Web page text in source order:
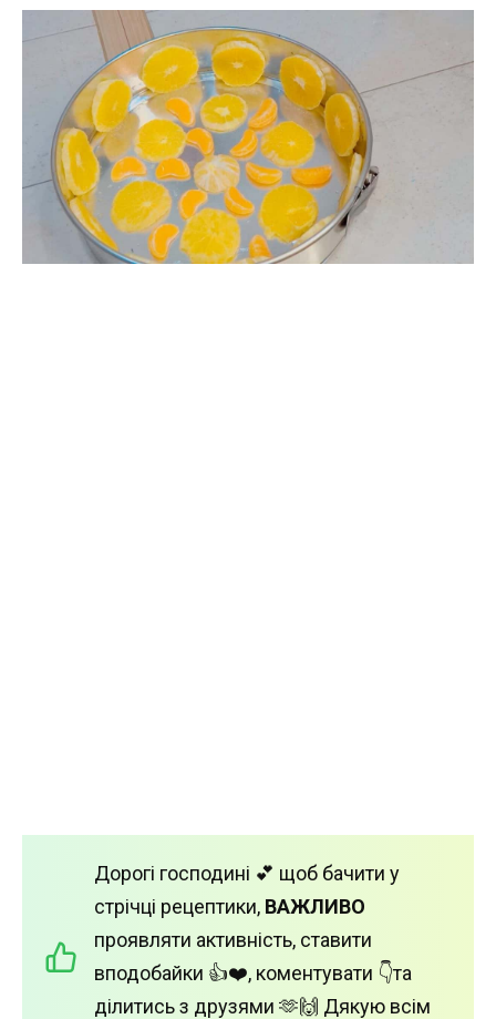
Дорогі господині 💕 щоб бачити у
стрічці рецептики, ВАЖЛИВО
проявляти активність, ставити
вподобайки 👍❤️, коментувати 👇та
ділитись з друзями 🫶🙌 Дякую всім